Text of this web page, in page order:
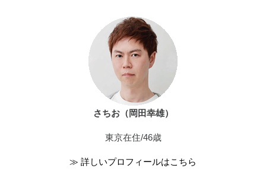
さちお（岡田幸雄）
東京在住/46歳
≫ 詳しいプロフィールはこちら